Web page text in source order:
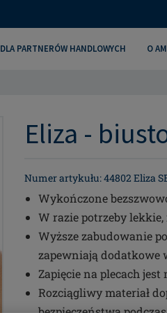
DLA PARTNERÓW HANDLOWYCH O
Eliza -
Numer artykułu: 44802 Eliza
Wykończone
W razie potrzeby
Wyższe zabudowanie
zapewniają dodatkowe
Zapięcie na plecach
Rozciągliwy materiał